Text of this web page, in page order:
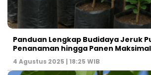
Panduan Lengkap Budidaya Jeruk
Penanaman hingga Panen Maksimal
4 Agustus 2025 | 18:25 WIB